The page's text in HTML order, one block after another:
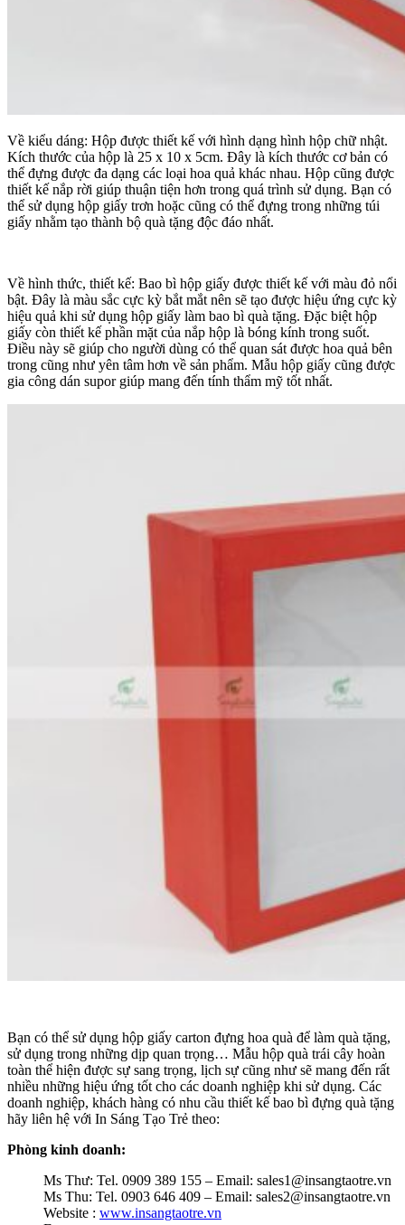
Về kiểu dáng: Hộp được thiết kế với hình dạng hình hộp chữ nhật.
Kích thước của hộp là 25 x 10 x 5cm. Đây là kích thước cơ bản có
thể đựng được đa dạng các loại hoa quả khác nhau. Hộp cũng được
thiết kế nắp rời giúp thuận tiện hơn trong quá trình sử dụng. Bạn có
thể sử dụng hộp giấy trơn hoặc cũng có thể đựng trong những túi
giấy nhằm tạo thành bộ quà tặng độc đáo nhất.
Về hình thức, thiết kế: Bao bì hộp giấy được thiết kế với màu đỏ nổi
bật. Đây là màu sắc cực kỳ bắt mắt nên sẽ tạo được hiệu ứng cực kỳ
hiệu quả khi sử dụng hộp giấy làm bao bì quà tặng. Đặc biệt hộp
giấy còn thiết kế phần mặt của nắp hộp là bóng kính trong suốt.
Điều này sẽ giúp cho người dùng có thể quan sát được hoa quả bên
trong cũng như yên tâm hơn về sản phẩm. Mẫu hộp giấy cũng được
gia công dán supor giúp mang đến tính thẩm mỹ tốt nhất.
Bạn có thể sử dụng hộp giấy carton đựng hoa quà để làm quà tặng,
sử dụng trong những dịp quan trọng… Mẫu hộp quà trái cây hoàn
toàn thể hiện được sự sang trọng, lịch sự cũng như sẽ mang đến rất
nhiều những hiệu ứng tốt cho các doanh nghiệp khi sử dụng. Các
doanh nghiệp, khách hàng có nhu cầu thiết kế bao bì đựng quà tặng
hãy liên hệ với In Sáng Tạo Trẻ theo:
Phòng kinh doanh:
Ms Thư: Tel. 0909 389 155 – Email: sales1@insangtaotre.vn
Ms Thu: Tel. 0903 646 409 – Email: sales2@insangtaotre.vn
Website : www.insangtaotre.vn